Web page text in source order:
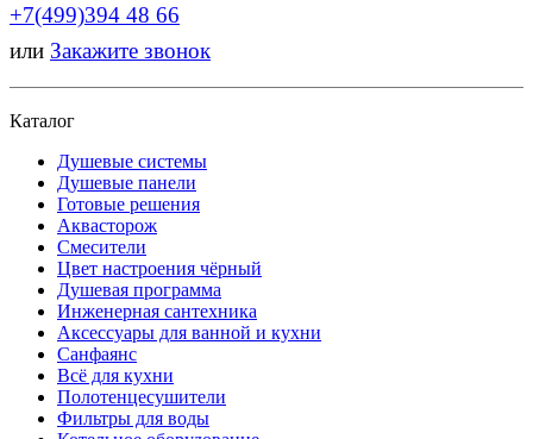
+7(499)394 48 66
или Закажите звонок
Каталог
Душевые системы
Душевые панели
Готовые решения
Аквасторож
Смесители
Цвет настроения чёрный
Душевая программа
Инженерная сантехника
Аксессуары для ванной и кухни
Санфаянс
Всё для кухни
Полотенцесушители
Фильтры для воды